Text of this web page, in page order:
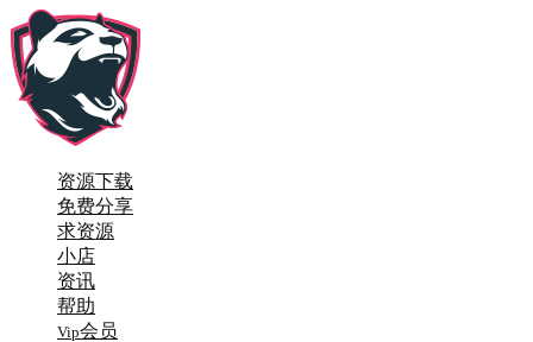
资源下载
免费分享
求资源
小店
资讯
帮助
Vip会员